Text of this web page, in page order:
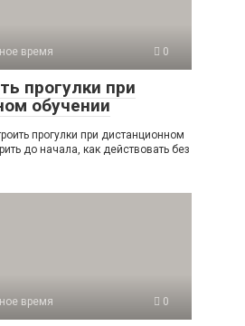
время 0
прогулки при
обучении
прогулки при дистанционном
до начала, как действовать без
время 0